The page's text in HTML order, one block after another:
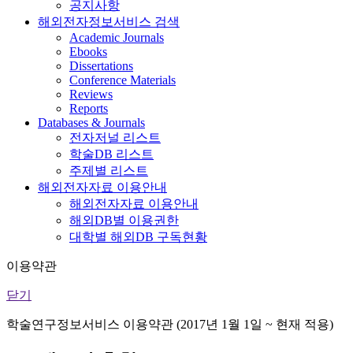
공지사항
해외전자정보서비스 검색
Academic Journals
Ebooks
Dissertations
Conference Materials
Reviews
Reports
Databases & Journals
전자저널 리스트
학술DB 리스트
주제별 리스트
해외전자자료 이용안내
해외전자자료 이용안내
해외DB별 이용권한
대학별 해외DB 구독현황
이용약관
닫기
학술연구정보서비스 이용약관 (2017년 1월 1일 ~ 현재 적용)